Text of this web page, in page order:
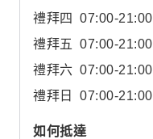
禮拜四
07:00-21:00
禮拜五
07:00-21:00
禮拜六 07:00-21:00
禮拜日
07:00-21:00
如何抵達